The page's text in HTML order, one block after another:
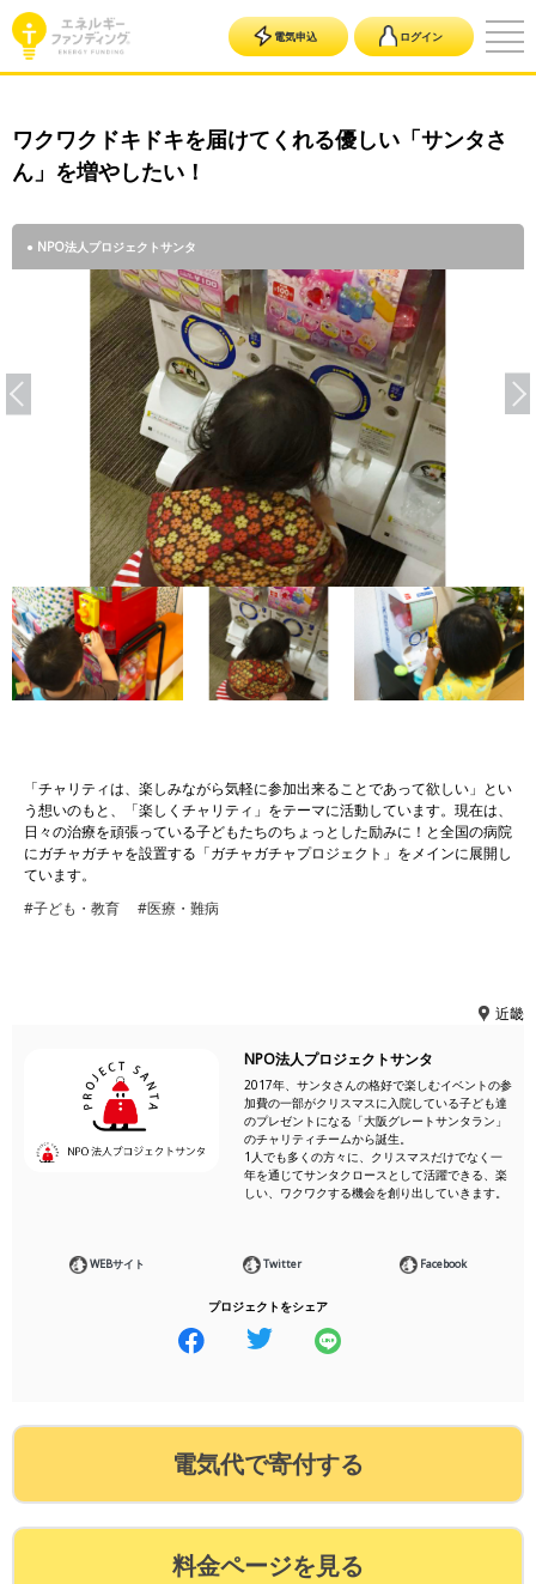
電気申込 ログイン
ワクワクドキドキを届けてくれる優しい「サンタさ
ん」を増やしたい！
● NPO法人プロジェクトサンタ
● NPO法人プロジェクトサンタ
● NPO法人プロジェクトサンタ
● NPO法人プロジェクトサンタ
「チャリティは、楽しみながら気軽に参加出来ることであって欲しい」とい
う想いのもと、「楽しくチャリティ」をテーマに活動しています。現在は、
日々の治療を頑張っている子どもたちのちょっとした励みに！と全国の病院
にガチャガチャを設置する「ガチャガチャプロジェクト」をメインに展開し
ています。
#子ども・教育
#医療・難病
近畿
NPO法人プロジェクトサンタ
2017年、サンタさんの格好で楽しむイベントの参
加費の一部がクリスマスに入院している子ども達
のプレゼントになる「大阪グレートサンタラン」
のチャリティチームから誕生。
1人でも多くの方々に、クリスマスだけでなく一
年を通じてサンタクロースとして活躍できる、楽
しい、ワクワクする機会を創り出していきます。
WEBサイト Twitter Facebook
プロジェクトをシェア
電気代で寄付する
料金ページを見る